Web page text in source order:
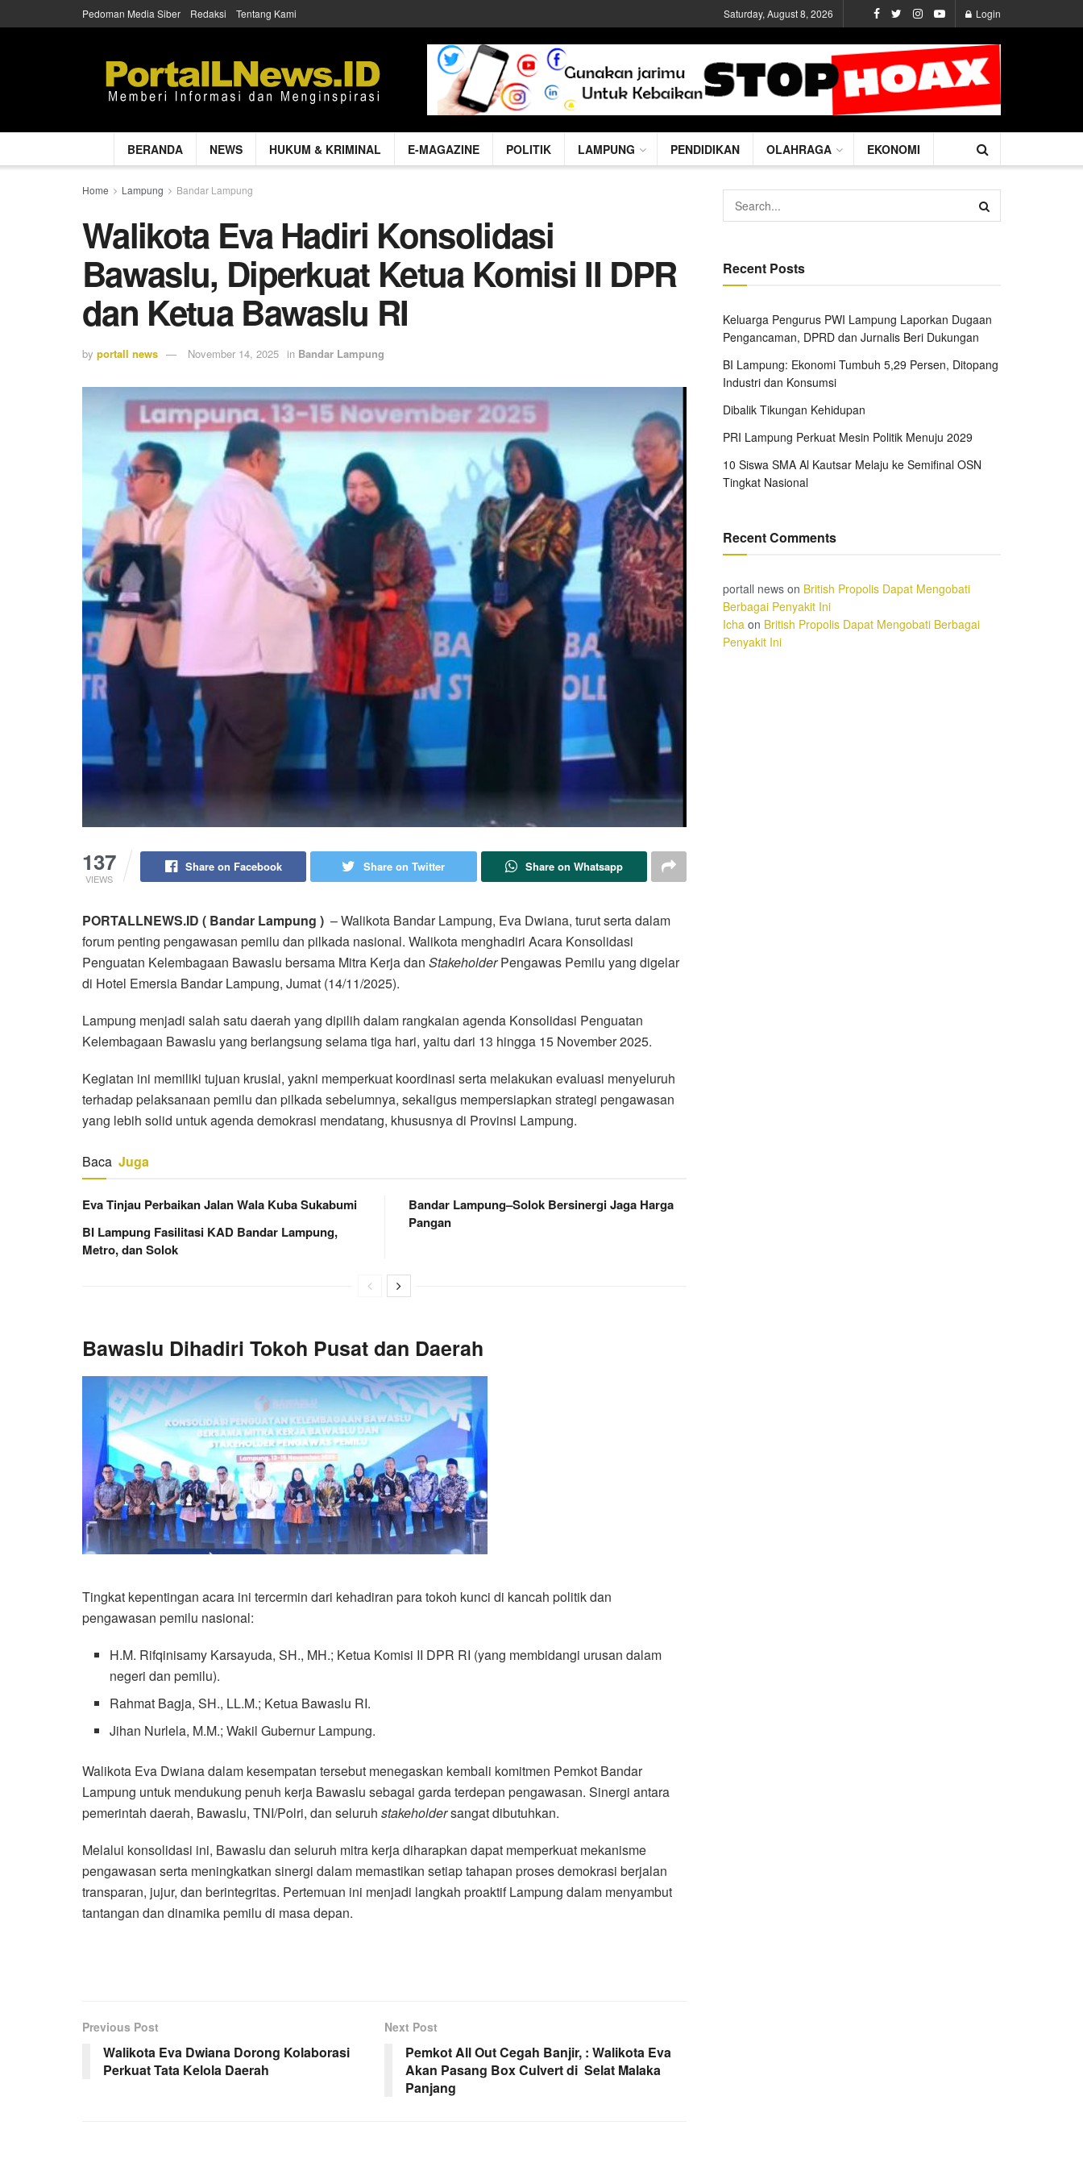
Pedoman Media Siber Redaksi Tentang Kami Saturday, August 8, 2026 Login
BERANDA NEWS HUKUM & KRIMINAL E-MAGAZINE POLITIK LAMPUNG PENDIDIKAN OLAHRAGA EKONOMI
Home Lampung Bandar Lampung
Walikota Eva Hadiri Konsolidasi
Bawaslu, Diperkuat Ketua Komisi II DPR
dan Ketua Bawaslu RI
by portall news November 14, 2025 in Bandar Lampung
137
VIEWS
Share on Facebook Share on Twitter Share on Whatsapp
PORTALLNEWS.ID ( Bandar Lampung ) – Walikota Bandar Lampung, Eva Dwiana, turut serta dalam
forum penting pengawasan pemilu dan pilkada nasional. Walikota menghadiri Acara Konsolidasi
Penguatan Kelembagaan Bawaslu bersama Mitra Kerja dan StakeholderPengawas Pemilu yang digelar
di Hotel Emersia Bandar Lampung, Jumat (14/11/2025).
Lampung menjadi salah satu daerah yang dipilih dalam rangkaian agenda Konsolidasi Penguatan
Kelembagaan Bawaslu yang berlangsung selama tiga hari, yaitu dari 13 hingga 15 November 2025.
Kegiatan ini memiliki tujuan krusial, yakni memperkuat koordinasi serta melakukan evaluasi menyeluruh
terhadap pelaksanaan pemilu dan pilkada sebelumnya, sekaligus mempersiapkan strategi pengawasan
yang lebih solid untuk agenda demokrasi mendatang, khususnya di Provinsi Lampung.
Baca Juga
Eva Tinjau Perbaikan Jalan Wala Kuba Sukabumi
BI Lampung Fasilitasi KAD Bandar Lampung,
Metro, dan Solok
Bandar Lampung–Solok Bersinergi Jaga Harga
Pangan
Bawaslu Dihadiri Tokoh Pusat dan Daerah
Tingkat kepentingan acara ini tercermin dari kehadiran para tokoh kunci di kancah politik dan
pengawasan pemilu nasional:
H.M. Rifqinisamy Karsayuda, SH., MH.; Ketua Komisi II DPR RI (yang membidangi urusan dalam
negeri dan pemilu).
Rahmat Bagja, SH., LL.M.; Ketua Bawaslu RI.
Jihan Nurlela, M.M.; Wakil Gubernur Lampung.
Walikota Eva Dwiana dalam kesempatan tersebut menegaskan kembali komitmen Pemkot Bandar
Lampung untuk mendukung penuh kerja Bawaslu sebagai garda terdepan pengawasan. Sinergi antara
pemerintah daerah, Bawaslu, TNI/Polri, dan seluruh stakeholdersangat dibutuhkan.
Melalui konsolidasi ini, Bawaslu dan seluruh mitra kerja diharapkan dapat memperkuat mekanisme
pengawasan serta meningkatkan sinergi dalam memastikan setiap tahapan proses demokrasi berjalan
transparan, jujur, dan berintegritas. Pertemuan ini menjadi langkah proaktif Lampung dalam menyambut
tantangan dan dinamika pemilu di masa depan.
Previous Post
Walikota Eva Dwiana Dorong Kolaborasi
Perkuat Tata Kelola Daerah
Next Post
Pemkot All Out Cegah Banjir, : Walikota Eva
Akan Pasang Box Culvert di Selat Malaka
Panjang
Recent Posts
Keluarga Pengurus PWI Lampung Laporkan Dugaan
Pengancaman, DPRD dan Jurnalis Beri Dukungan
BI Lampung: Ekonomi Tumbuh 5,29 Persen, Ditopang
Industri dan Konsumsi
Dibalik Tikungan Kehidupan
PRI Lampung Perkuat Mesin Politik Menuju 2029
10 Siswa SMA Al Kautsar Melaju ke Semifinal OSN
Tingkat Nasional
Recent Comments
portall news on British Propolis Dapat Mengobati
Berbagai Penyakit Ini
Icha on British Propolis Dapat Mengobati Berbagai
Penyakit Ini